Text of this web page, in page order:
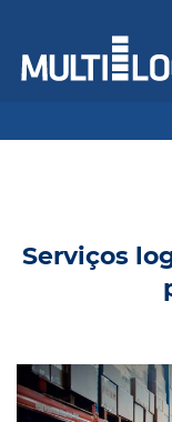
Serviços